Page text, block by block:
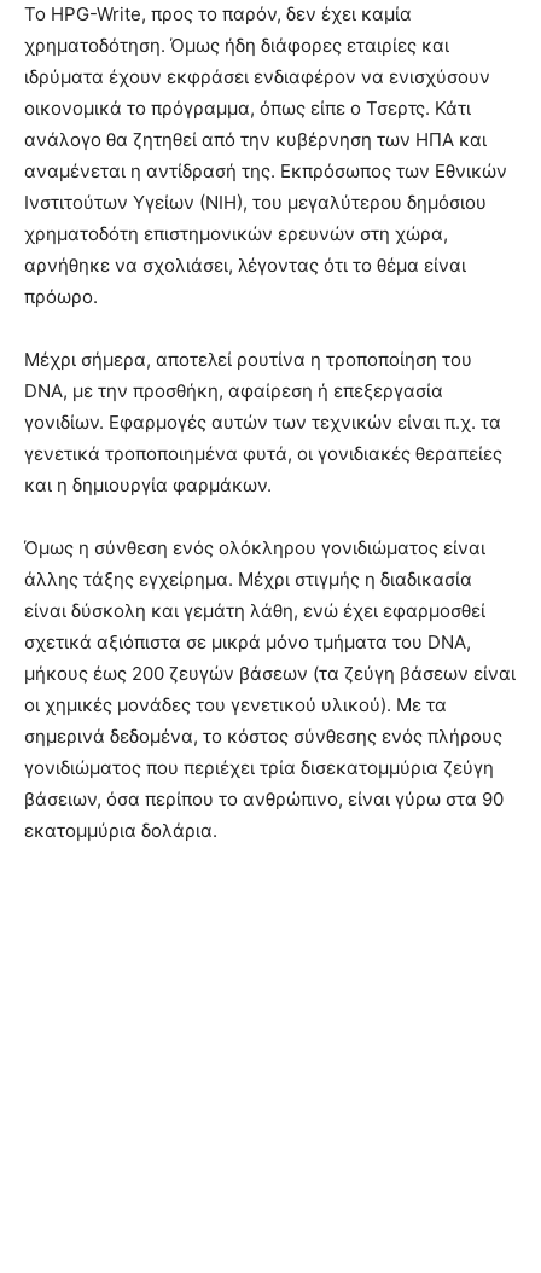
Το HPG-Write, προς το παρόν, δεν έχει καμία
χρηματοδότηση. Όμως ήδη διάφορες εταιρίες και
ιδρύματα έχουν εκφράσει ενδιαφέρον να ενισχύσουν
οικονομικά το πρόγραμμα, όπως είπε ο Τσερτς. Κάτι
ανάλογο θα ζητηθεί από την κυβέρνηση των ΗΠΑ και
αναμένεται η αντίδρασή της. Εκπρόσωπος των Εθνικών
Ινστιτούτων Υγείων (ΝΙΗ), του μεγαλύτερου δημόσιου
χρηματοδότη επιστημονικών ερευνών στη χώρα,
αρνήθηκε να σχολιάσει, λέγοντας ότι το θέμα είναι
πρόωρο.
Μέχρι σήμερα, αποτελεί ρουτίνα η τροποποίηση του
DNA, με την προσθήκη, αφαίρεση ή επεξεργασία
γονιδίων. Εφαρμογές αυτών των τεχνικών είναι π.χ. τα
γενετικά τροποποιημένα φυτά, οι γονιδιακές θεραπείες
και η δημιουργία φαρμάκων.
Όμως η σύνθεση ενός ολόκληρου γονιδιώματος είναι
άλλης τάξης εγχείρημα. Μέχρι στιγμής η διαδικασία
είναι δύσκολη και γεμάτη λάθη, ενώ έχει εφαρμοσθεί
σχετικά αξιόπιστα σε μικρά μόνο τμήματα του DNA,
μήκους έως 200 ζευγών βάσεων (τα ζεύγη βάσεων είναι
οι χημικές μονάδες του γενετικού υλικού). Με τα
σημερινά δεδομένα, το κόστος σύνθεσης ενός πλήρους
γονιδιώματος που περιέχει τρία δισεκατομμύρια ζεύγη
βάσειων, όσα περίπου το ανθρώπινο, είναι γύρω στα 90
εκατομμύρια δολάρια.